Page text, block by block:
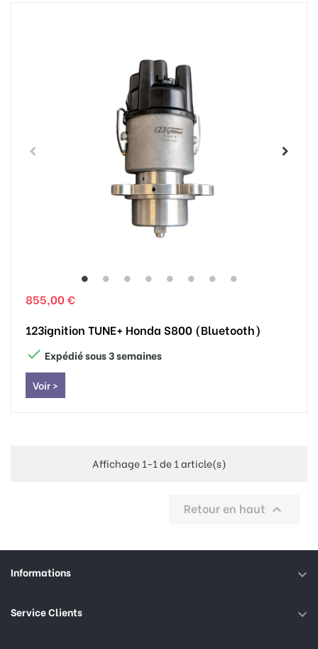
855,00 €
123ignition TUNE+ Honda S800 (Bluetooth)
 Expédié sous 3 semaines
Voir >
Affichage 1-1 de 1 article(s)
Retour en haut 
Informations 
Service Clients 